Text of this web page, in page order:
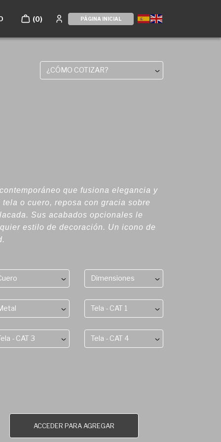
(0) PÁGINA INICIAL
¿CÓMO COTIZAR?
que fusiona elegancia y
o cuero, reposa con gracia sobre
Sus acabados opcionales le
estilo de decoración. Un icono de
Dimensiones
Tela - CAT 1
- CAT 3 Tela - CAT 4
ACCEDER PARA AGREGAR